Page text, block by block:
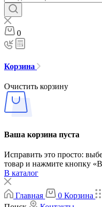
0
Корзина
Очистить корзину
Ваша корзина пуста
Исправить это просто:
товар и нажмите кнопку
В каталог
Главная 0 Корзина